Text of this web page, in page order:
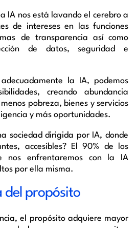
IA nos está lavando el cerebro a
de intereses en las funciones
de transparencia así como
de datos, seguridad e
la IA, podemos
creando abundancia
pobreza, bienes y servicios
y más oportunidades.
sociedad dirigida por IA, donde
accesibles?
El 90% de los
nos enfrentaremos con la IA
por ella misma.
del propósito
el propósito adquiere mayor